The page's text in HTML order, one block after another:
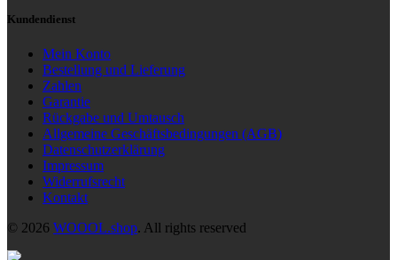
Kundendienst
Mein Konto
Bestellung und Lieferung
Zahlen
Garantie
Rückgabe und Umtausch
Allgemeine Geschäftsbedingungen (AGB)
Datenschutzerklärung
Impressum
Widerrufsrecht
Kontakt
© 2026 WOOOL.shop. All rights reserved